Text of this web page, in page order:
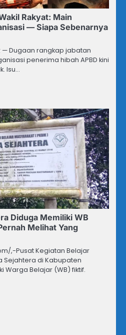
Rakyat: Main
— Siapa Sebenarnya
— Dugaan rangkap jabatan
penerima hibah APBD kini
Isu…
Diduga Memiliki WB
Melihat Yang
,-Pusat Kegiatan Belajar
Sejahtera di Kabupaten
Warga Belajar (WB) fiktif.